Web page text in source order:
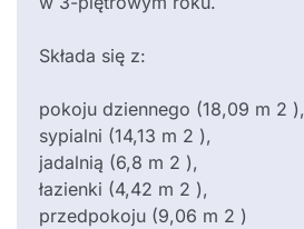
Składa się z:
pokoju dziennego (18,09 m 2 ),
sypialni (14,13 m 2 ),
jadalnią (6,8 m 2 ),
łazienki (4,42 m 2 ),
przedpokoju (9,06 m 2 )